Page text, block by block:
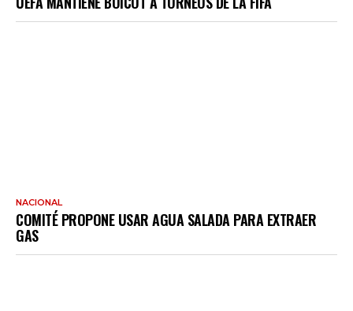
NACIONAL
COMITÉ PROPONE USAR AGUA SALADA PARA EXTRAER
GAS